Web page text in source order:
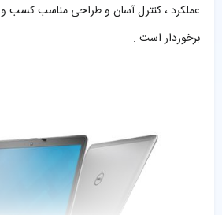
عملکرد ، کنترل آسان و طراحی مناسب کسب
برخوردار است .